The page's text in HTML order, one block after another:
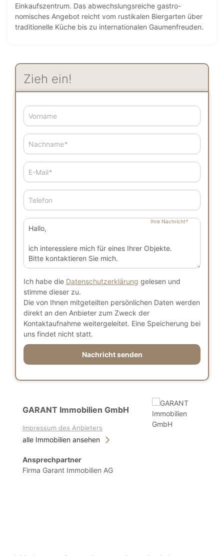
Einkaufszentrum. Das abwechslungsreiche gastro-
nomisches Angebot reicht vom rustikalen Biergarten über
traditionelle Küche bis zu internationalen Gaumenfreuden.
Zieh ein!
Vorname
Nachname*
E-Mail*
Telefon
Ihre Nachricht*
Ich habe die Datenschutzerklärung gelesen und
stimme dieser zu.
Die von Ihnen mitgeteilten persönlichen Daten werden
direkt an den Anbieter zum Zweck der
Kontaktaufnahme weitergeleitet. Eine Speicherung bei
uns findet nicht statt.
Nachricht senden
GARANT Immobilien GmbH
Impressum des Anbieters
alle Immobilien ansehen
Ansprechpartner
Firma Garant Immobilien AG